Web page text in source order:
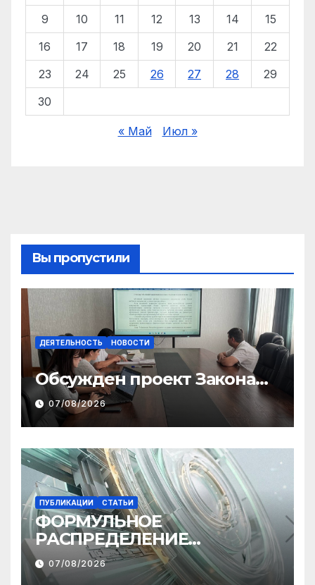
9
10 11 12 13 14
15
16
17 18 19 20 21
22
23
24 25 26 27 28
29
30
« Май Июл »
Вы пропустили
ДЕЯТЕЛЬНОСТЬ НОВОСТИ
Обсужден проект Закона
«О финансовом штрафе»
07/08/2026
ПУБЛИКАЦИИ СТАТЬИ
ФОРМУЛЬНОЕ
РАСПРЕДЕЛЕНИЕ
МЕЖБЮДЖЕТНЫХ
ТРАНСФЕРТОВ
07/08/2026